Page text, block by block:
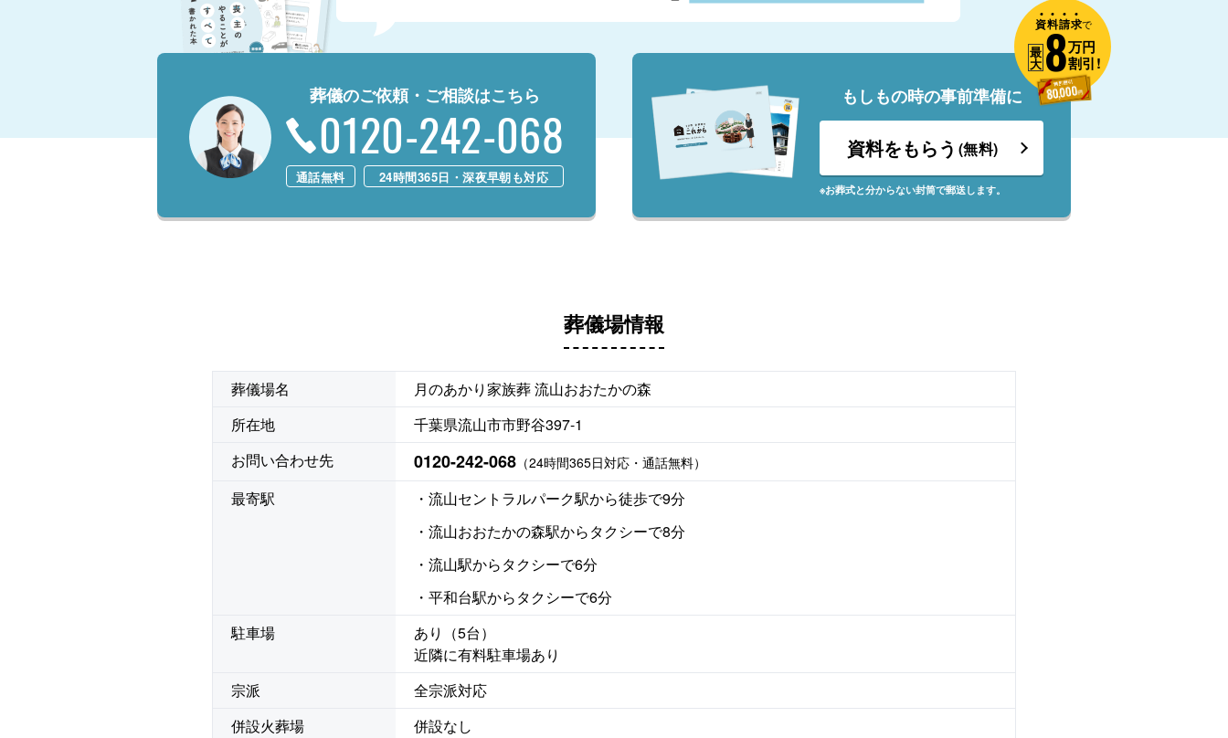
葬儀のご依頼・ご相談はこちら
0120-242-068
通話無料 24時間365日・深夜早朝も対応
もしもの時の事前準備に
資料をもらう (無料)
※お葬式と分からない封筒で郵送します。
資料請求で
最
大8万円
割引!
葬儀場情報
葬儀場名
月のあかり家族葬 流山おおたかの森
所在地
千葉県流山市市野谷397-1
お問い合わせ先
0120-242-068 （24時間365日対応・通話無料）
最寄駅
・流山セントラルパーク駅から徒歩で9分
・流山おおたかの森駅からタクシーで8分
・流山駅からタクシーで6分
・平和台駅からタクシーで6分
駐車場
あり（5台）
近隣に有料駐車場あり
宗派
全宗派対応
併設火葬場
併設なし